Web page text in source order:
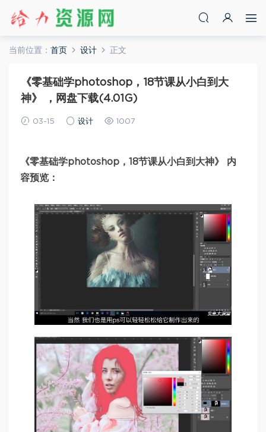
当前位置： 首页 设计 正文
《零基础学photoshop，18节课从小白到大
神》 ，网盘下载(4.01G)
03-15 设计 1007
《零基础学photoshop，18节课从小白到大神》 内
容预览：